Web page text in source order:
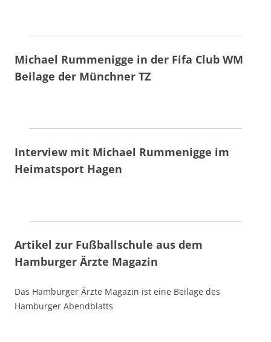
Michael Rummenigge in der Fifa Club WM
Beilage der Münchner TZ
Interview mit Michael Rummenigge im
Heimatsport Hagen
Artikel zur Fußballschule aus dem
Hamburger Ärzte Magazin
Das Hamburger Ärzte Magazin ist eine Beilage des
Hamburger Abendblatts